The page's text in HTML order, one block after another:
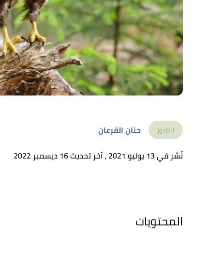
الطيور
حنان القرعان
نُشر في 13 يوليو 2021
، آخر تحديث 16 ديسمبر 2022
المحتويات